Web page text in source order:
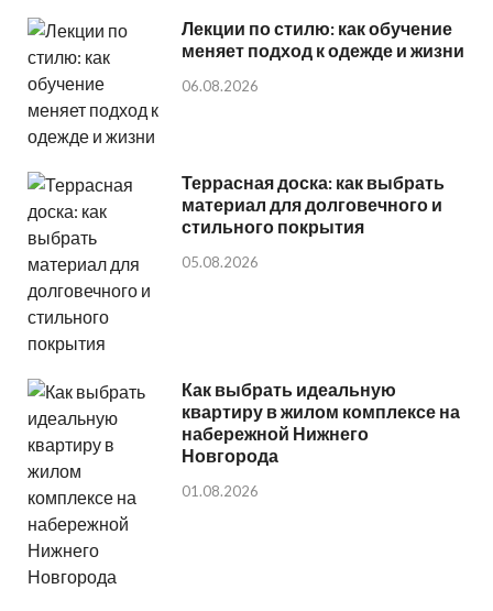
Лекции по стилю: как обучение
меняет подход к одежде и жизни
06.08.2026
Террасная доска: как выбрать
материал для долговечного и
стильного покрытия
05.08.2026
Как выбрать идеальную
квартиру в жилом комплексе на
набережной Нижнего
Новгорода
01.08.2026